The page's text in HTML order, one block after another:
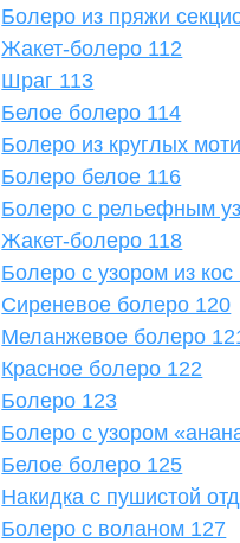
Болеро из пряжи
Жакет-болеро 112
Шраг 113
Белое болеро 114
Болеро из круглых
Болеро белое 116
Болеро с рельефным
Жакет-болеро 118
Болеро с узором из кос
Сиреневое болеро 120
Меланжевое болеро
Красное болеро 122
Болеро 123
Болеро с узором
Белое болеро 125
Накидка с пушистой
Болеро с воланом 127